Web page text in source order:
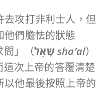
去攻打非利士人，但
他們膽怯的狀態
問」（שָׁאַל sha’al）
次上帝的答覆清楚
以他最後按照上帝的